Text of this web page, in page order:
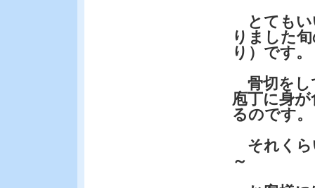
とてもい
りました
り）です。
骨切をし
庖丁に身
るのです。
それくら
～